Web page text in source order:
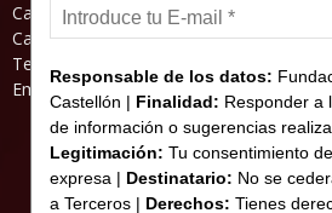
Casa Abadia, Pl. de la Hierba s/nº, 12001
Castelló de la Plana
Teléfono: 964 23 25 51
Email:
Responsable de los datos:
Castellón | Finalidad: Responder a
de información o sugerencias
Legitimación: Tu consentimiento
expresa | Destinatario: No se
a Terceros | Derechos: Tienes